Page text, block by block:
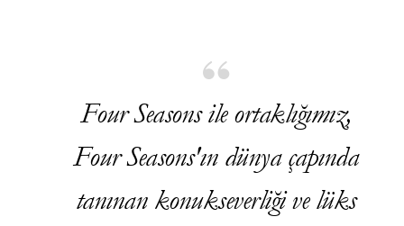
Four Seasons ile ortaklığımız,
Four Seasons'ın dünya çapında
tanınan konukseverliği ve lüks